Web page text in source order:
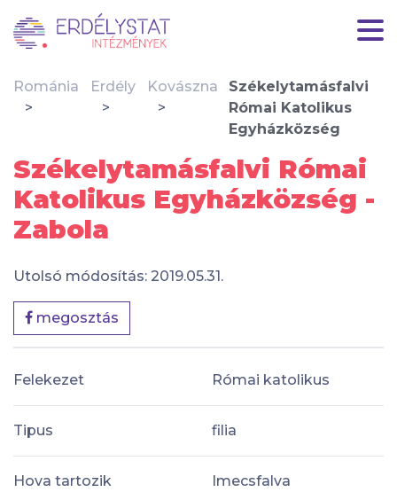
Románia Erdély Kovászna
Székelytamásfalvi
Római Katolikus
Egyházközség
Székelytamásfalvi Római
Katolikus Egyházközség -
Zabola
Utolsó módosítás: 2019.05.31.
megosztás
Felekezet Római katolikus
Tipus filia
Hova tartozik Imecsfalva